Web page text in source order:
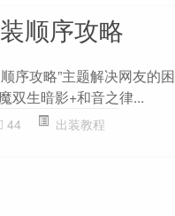
顺序攻略
序攻略”主题解决网友的
双生暗影+和音之律...
44 出装教程